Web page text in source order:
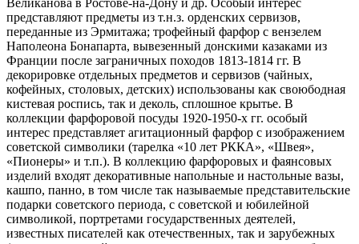
представляют предметы из т.н.з. орденских сервизов,
переданные из Эрмитажа; трофейный фарфор с вензелем
Наполеона Бонапарта, вывезенный донскими казаками из
Франции после заграничных походов 1813-1814 гг. В
декорировке отдельных предметов и сервизов (чайных,
кофейных, столовых, детских) использованы как своюбодная
кистевая роспись, так и деколь, сплошное крытье. В
коллекции фарфоровой посуды 1920-1950-х гг. особый
интерес представляет агитационный фарфор с изображением
советской символики (тарелка «10 лет РККА», «Швея»,
«Пионеры» и т.п.). В коллекцию фарфоровых и фаянсовых
изделий входят декоративные напольные и настольные вазы,
кашпо, панно, в том числе так называемые представительские
подарки советского периода, с советской и юбилейной
символикой, портретами государственных деятелей,
известных писателей как отечественных, так и зарубежных